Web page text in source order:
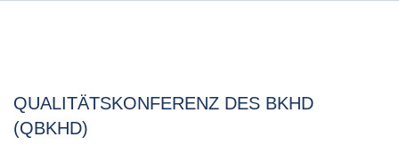
QUALITÄTSKONFERENZ DES BKHD
(QBKHD)